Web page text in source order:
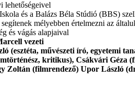
lehetőségeivel
és a Balázs Béla Stúdió (BBS)
mélyebben értelmezni az
és vágás alapjaival
vezeti
művészeti író, egyetemi
kritikus), Csákvári Géza
(filmrendező) Upor László